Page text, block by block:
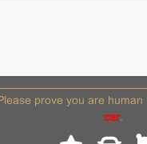
prove you are human
car.